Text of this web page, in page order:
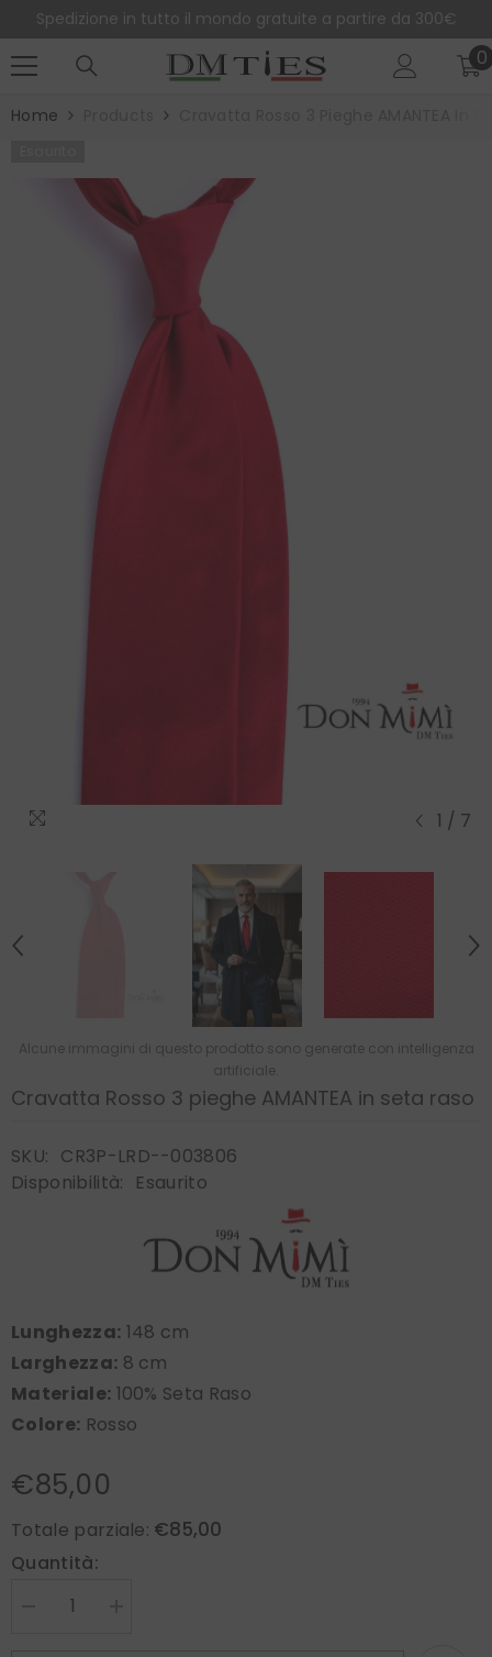
Spedizione in tutto il mondo gratuite a partire da 300€
00
Home
1 / 7
Alcune immagini di questo prodotto sono generate con intelligenza
artificiale.
Cravatta Rosso 3 pieghe AMANTEA in seta raso
SKU: CR3P-LRD--003806
Disponibilità:
Esaurito
Lunghezza: 148 cm
Larghezza: 8 cm
Materiale: 100% Seta Raso
Colore: Rosso
€85,00
Totale parziale: €85,00
Quantità:
Diminuire